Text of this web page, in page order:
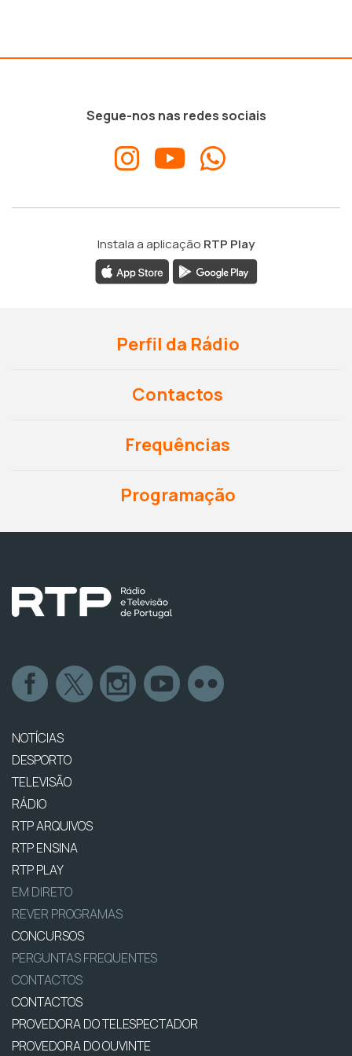
Segue-nos nas redes sociais
Instala a aplicação RTP Play
Perfil da Rádio
Contactos
Frequências
Programação
NOTÍCIAS
DESPORTO
TELEVISÃO
RÁDIO
RTP ARQUIVOS
RTP ENSINA
RTP PLAY
EM DIRETO
REVER PROGRAMAS
CONCURSOS
PERGUNTAS FREQUENTES
CONTACTOS
CONTACTOS
PROVEDORA DO TELESPECTADOR
PROVEDORA DO OUVINTE